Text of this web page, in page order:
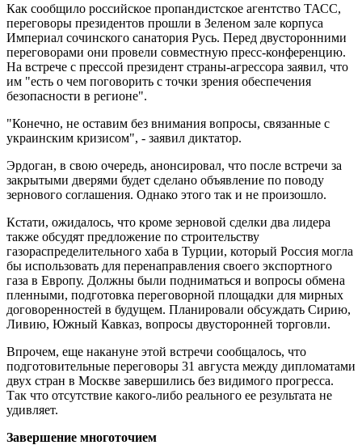
Как сообщило российское пропандистское агентство ТАСС,
переговоры президентов прошли в Зеленом зале корпуса
Империал сочинского санатория Русь. Перед двусторонними
переговорами они провели совместную пресс-конференцию.
На встрече с прессой президент страны-агрессора заявил, что
им "есть о чем поговорить с точки зрения обеспечения
безопасности в регионе".
"Конечно, не оставим без внимания вопросы, связанные с
украинским кризисом", - заявил диктатор.
Эрдоган, в свою очередь, анонсировал, что после встречи за
закрытыми дверями будет сделано объявление по поводу
зернового соглашения. Однако этого так и не произошло.
Кстати, ожидалось, что кроме зерновой сделки два лидера
также обсудят предложение по строительству
газораспределительного хаба в Турции, который Россия могла
бы использовать для перенаправления своего экспортного
газа в Европу. Должны были подниматься и вопросы обмена
пленными, подготовка переговорной площадки для мирных
договоренностей в будущем. Планировали обсуждать Сирию,
Ливию, Южный Кавказ, вопросы двусторонней торговли.
Впрочем, еще накануне этой встречи сообщалось, что
подготовительные переговоры 31 августа между дипломатами
двух стран в Москве завершились без видимого прогресса.
Так что отсутствие какого-либо реального ее результата не
удивляет.
Завершение многоточием